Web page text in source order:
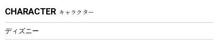
ウェア、タオル
ウェア
CHARACTER キャラクター
ディズニー